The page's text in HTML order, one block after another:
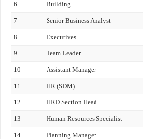
6 Building
7 Senior Business Analyst
8 Executives
9 Team Leader
10 Assistant Manager
11 HR (SDM)
12 HRD Section Head
13 Human Resources Specialist
14 Planning Manager